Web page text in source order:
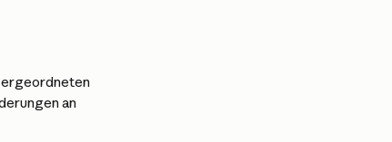
an